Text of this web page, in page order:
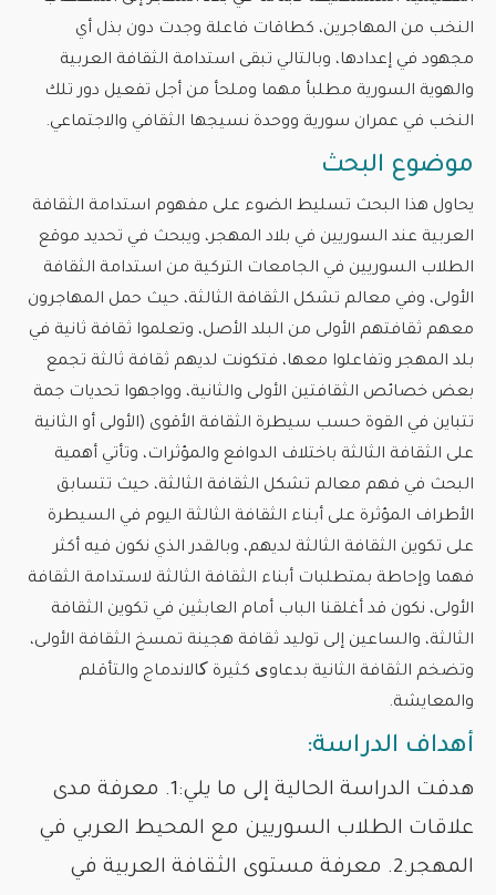
النخب من المهاجرين، كطاقات فاعلة وجدت دون بذل أي
مجهود في إعدادها، وبالتالي تبقى استدامة الثقافة العربية
والهوية السورية مطلبأ مهما وملحأ من أجل تفعيل دور تلك
النخب في عمران سورية ووحدة نسيجها الثقافي والاجتماعي.
موضوع البحث
يحاول هذا البحث تسليط الضوء على مفهوم استدامة الثقافة
العربية عند السوريين في بلاد المهجر، ويبحث في تحديد موقع
الطلاب السوريين في الجامعات التركية من استدامة الثقافة
الأولى، وفي معالم تشكل الثقافة الثالثة، حيث حمل المهاجرون
معهم ثقافتهم الأولى من البلد الأصل، وتعلموا ثقافة ثانية في
بلد المهجر وتفاعلوا معها، فتكونت لديهم ثقافة ثالثة تجمع
بعض خصائص الثقافتين الأولى والثانية، وواجهوا تحديات جمة
تتباين في القوة حسب سيطرة الثقافة الأقوى (الأولى أو الثانية
على الثقافة الثالثة باختلاف الدوافع والمؤثرات، وتأتي أهمية
البحث في فهم معالم تشكل الثقافة الثالثة، حيث تتسابق
الأطراف المؤثرة على أبناء الثقافة الثالثة اليوم في السيطرة
على تكوين الثقافة الثالثة لديهم، وبالقدر الذي نكون فيه أكثر
فهما وإحاطة بمتطلبات أبناء الثقافة الثالثة لاستدامة الثقافة
الأولى، نكون قد أغلقنا الباب أمام العابثين في تكوين الثقافة
الثالثة، والساعين إلى توليد ثقافة هجينة تمسخ الثقافة الأولى،
وتضخم الثقافة الثانية بدعاوی كثيرة کالاندماج والتأقلم
والمعايشة.
أهداف الدراسة:
هدفت الدراسة الحالية إلى ما يلي:1. معرفة مدى
علاقات الطلاب السوريين مع المحيط العربي في
المهجر.2. معرفة مستوى الثقافة العربية في